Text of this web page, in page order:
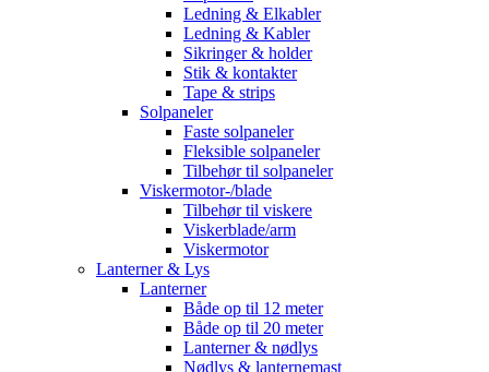
Ledning & Elkabler
Ledning & Kabler
Sikringer & holder
Stik & kontakter
Tape & strips
Solpaneler
Faste solpaneler
Fleksible solpaneler
Tilbehør til solpaneler
Viskermotor-/blade
Tilbehør til viskere
Viskerblade/arm
Viskermotor
Lanterner & Lys
Lanterner
Både op til 12 meter
Både op til 20 meter
Lanterner & nødlys
Nødlys & lanternemast